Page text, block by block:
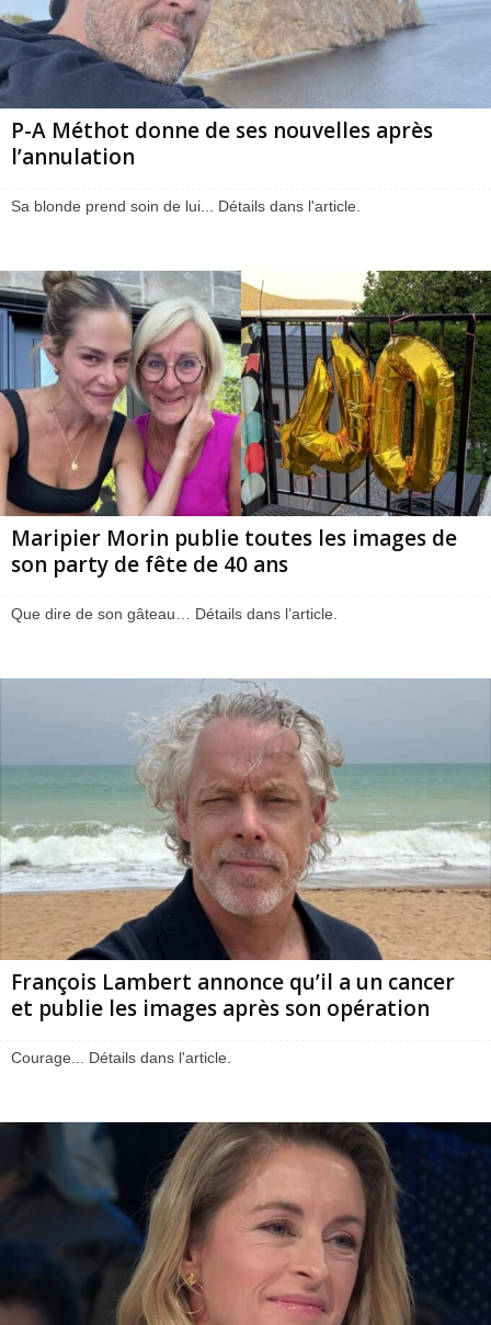
P-A Méthot donne de ses nouvelles après
l’annulation
Sa blonde prend soin de lui... Détails dans l'article.
Maripier Morin publie toutes les images de
son party de fête de 40 ans
Que dire de son gâteau… Détails dans l’article.
François Lambert annonce qu’il a un cancer
et publie les images après son opération
Courage... Détails dans l'article.